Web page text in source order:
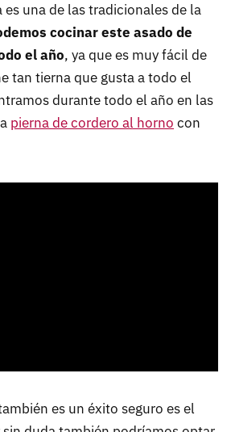
una de las tradicionales de la
cocinar este asado de
el año, ya que es muy fácil de
tan tierna que gusta a todo el
durante todo el año en las
pierna de cordero al horno con
es un éxito seguro es el